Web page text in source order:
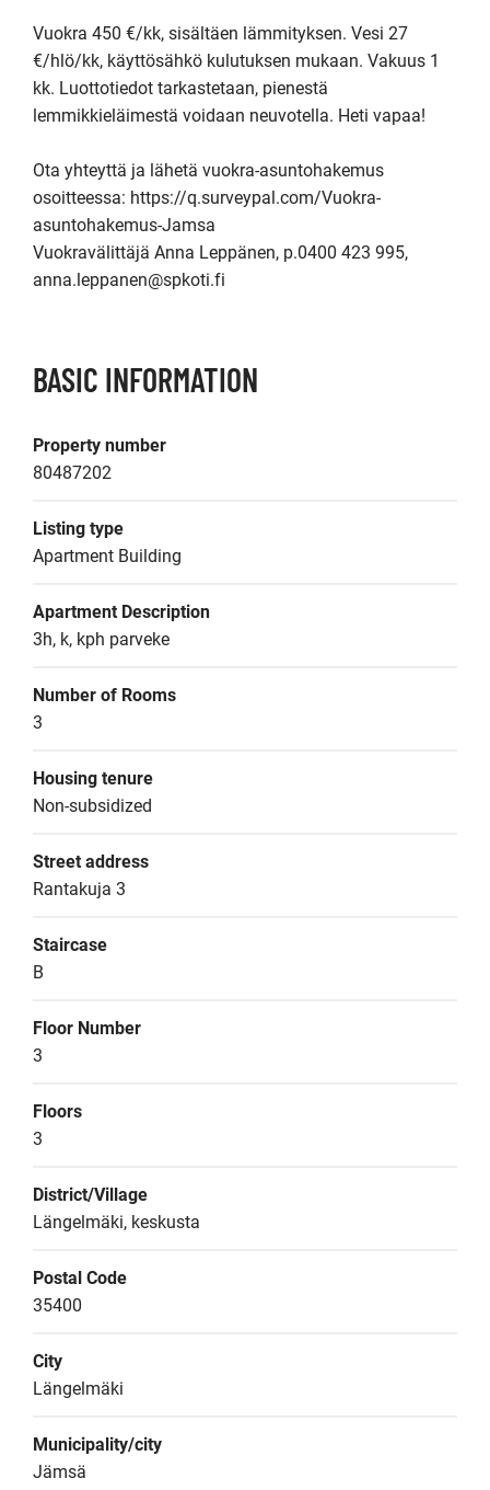
Vuokra 450 €/kk, sisältäen lämmityksen. Vesi 27
€/hlö/kk, käyttösähkö kulutuksen mukaan. Vakuus 1
kk. Luottotiedot tarkastetaan, pienestä
lemmikkieläimestä voidaan neuvotella. Heti vapaa!
Ota yhteyttä ja lähetä vuokra-asuntohakemus
osoitteessa: https://q.surveypal.com/Vuokra-
asuntohakemus-Jamsa
Vuokravälittäjä Anna Leppänen, p.0400 423 995,
anna.leppanen@spkoti.fi
BASIC INFORMATION
Property number
80487202
Listing type
Apartment Building
Apartment Description
3h, k, kph parveke
Number of Rooms
3
Housing tenure
Non-subsidized
Street address
Rantakuja 3
Staircase
B
Floor Number
3
Floors
3
District/Village
Längelmäki, keskusta
Postal Code
35400
City
Längelmäki
Municipality/city
Jämsä